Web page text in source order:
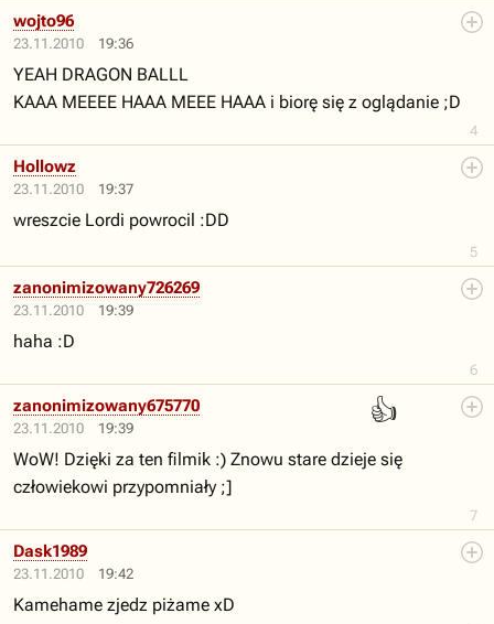
23.11.2010 19:36
4
wojto96
YEAH DRAGON BALLL
KAAA MEEEE HAAA MEEE HAAA i biorę się z oglądanie ;D
23.11.2010 19:37
5
Hollowz
wreszcie Lordi powrocil :DD
23.11.2010 19:39
6
zanonimizowany726269
haha :D
23.11.2010 19:39
👍
7
zanonimizowany675770
WoW! Dzięki za ten filmik :) Znowu stare dzieje się
człowiekowi przypomniały ;]
23.11.2010 19:42
Dask1989
Kamehame zjedz piżame xD